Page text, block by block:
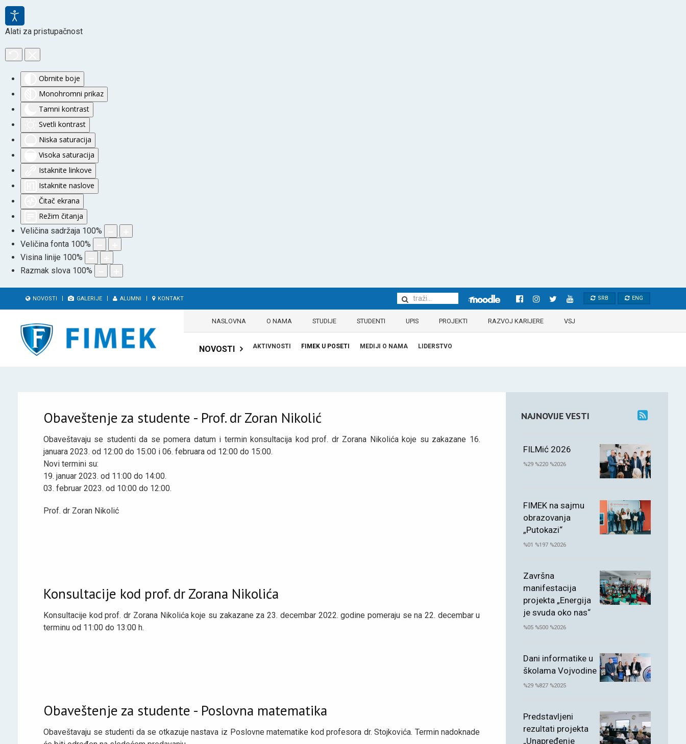
Alati za pristupačnost
Obrnite boje
Monohromni prikaz
Tamni kontrast
Svetli kontrast
Niska saturacija
Visoka saturacija
Istaknite linkove
Istaknite naslove
Čitač ekrana
Režim čitanja
Veličina sadržaja 100%
Veličina fonta 100%
Visina linije 100%
Razmak slova 100%
NOVOSTI GALERIJE ALUMNI KONTAKT SRB ENG
NASLOVNA O NAMA STUDIJE STUDENTI UPIS PROJEKTI RAZVOJ KARIJERE VSJ
NOVOSTI AKTIVNOSTI FIMEK U POSETI MEDIJI O NAMA LIDERSTVO
Obaveštenje za studente - Prof. dr Zoran Nikolić
Obaveštavaju se studenti da se pomera datum i termin konsultacija kod prof. dr Zorana Nikolića koje su zakazane 16.
januara 2023. od 12:00 do 15:00 i 06. februara od 12:00 do 15:00.
Novi termini su:
19. januar 2023. od 11:00 do 14:00.
03. februar 2023. od 10:00 do 12:00.
Prof. dr Zoran Nikolić
Konsultacije kod prof. dr Zorana Nikolića
Konsultacije kod prof. dr Zorana Nikolića koje su zakazane za 23. decembar 2022. godine pomeraju se na 22. decembar u
terminu od 11:00 do 13:00 h.
Obaveštenje za studente - Poslovna matematika
Obaveštavaju se studenti da se otkazuje nastava iz Poslovne matematike kod profesora dr. Stojkovića. Termin nadoknade
NAJNOVIJE VESTI
FILMić 2026
%29 %220 %2026
FIMEK na sajmu
obrazovanja
„Putokazi“
%01 %197 %2026
Završna
manifestacija
projekta „Energija
je svuda oko nas“
%05 %500 %2026
Dani informatike u
školama Vojvodine
%29 %827 %2025
Predstavljeni
rezultati projekta
„Unapređenje